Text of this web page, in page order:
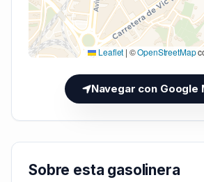
Leaflet | ©OpenStreetMap
Navegar con Google
Sobre esta gasolinera